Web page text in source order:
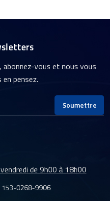
vous et nous vous
pensez.
Soumettre
de 9h00 à 18h00
153-0268-9906